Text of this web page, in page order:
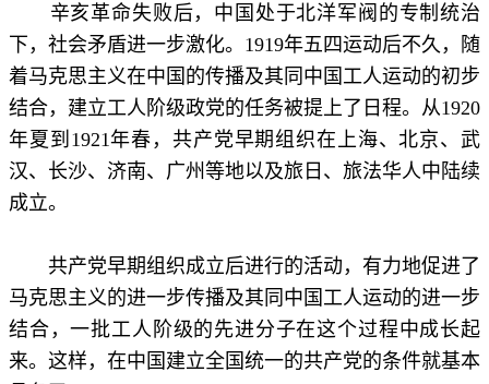
辛亥革命失败后，中国处于北洋军阀的专制统治
下，社会矛盾进一步激化。1919年五四运动后不久，随
着马克思主义在中国的传播及其同中国工人运动的初步
结合，建立工人阶级政党的任务被提上了日程。从1920
年夏到1921年春，共产党早期组织在上海、北京、武
汉、长沙、济南、广州等地以及旅日、旅法华人中陆续
成立。
共产党早期组织成立后进行的活动，有力地促进了
马克思主义的进一步传播及其同中国工人运动的进一步
结合，一批工人阶级的先进分子在这个过程中成长起
来。这样，在中国建立全国统一的共产党的条件就基本